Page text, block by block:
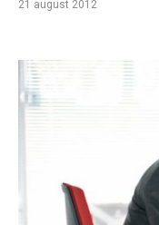
21 august 2012